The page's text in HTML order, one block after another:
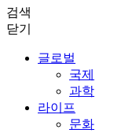
검색
닫기
글로벌
국제
과학
라이프
문화